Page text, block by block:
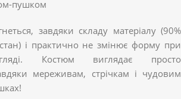
пушком
завдяки складу матеріалу (90%
і практично не змінює форму при
Костюм виглядає просто
мереживам, стрічкам і чудовим